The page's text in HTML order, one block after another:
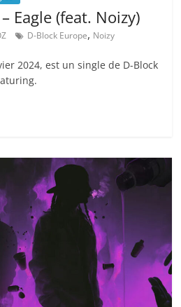
Eagle (feat. Noizy)
D-Block Europe, Noizy
2024, est un single de D-Block